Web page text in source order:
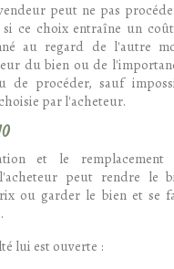
peut ne pas
ce choix entraîne un
au regard de l'autre
du bien ou de
de procéder, sauf
par l'acheteur.
et le
peut rendre le
ou garder le bien et se
lui est ouverte :